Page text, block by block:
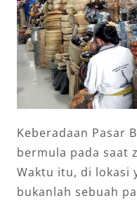
Keberadaan Pasar
bermula pada saat
Waktu itu, di lokasi
bukanlah sebuah